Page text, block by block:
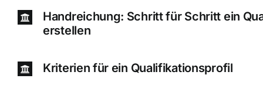
Handreichung: Schritt für Schritt ein
erstellen
Kriterien für ein Qualifikationsprofil